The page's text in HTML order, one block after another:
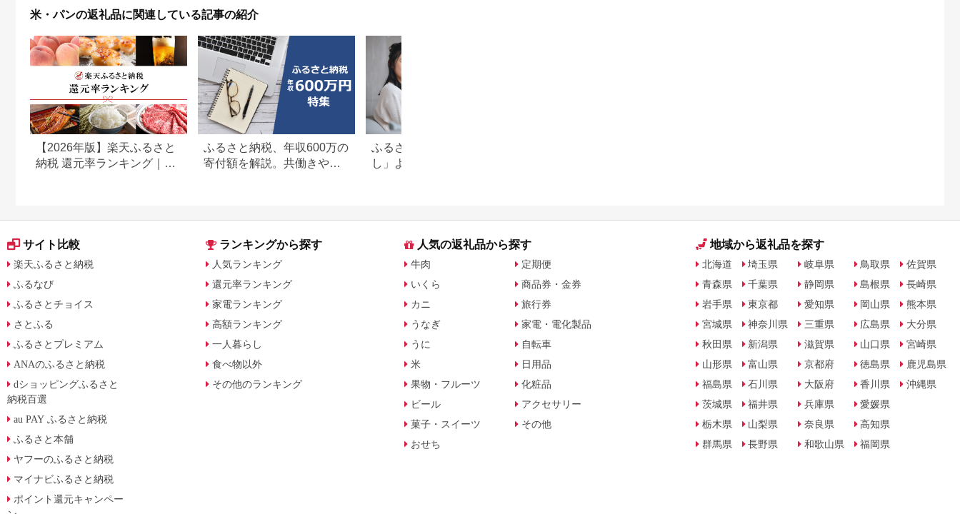
香り 高品質 低温管理
5kg 兵庫県 養父市 美
すめ 定期便 岩手県 盛
岡 佐々木米穀店
米・パンの返礼品に関連している記事の紹介
【2026年版】楽天ふるさと
納税 還元率ランキング｜高
ふるさと納税、年収600万の
寄付額を解説。共働きや子
ふるさと納税「一人暮ら
し」よかったもの特集。お
サイト比較
楽天ふるさと納税
ふるなび
ふるさとチョイス
さとふる
ふるさとプレミアム
ANAのふるさと納税
dショッピングふるさと
納税百選
au PAY ふるさと納税
ふるさと本舗
ヤフーのふるさと納税
マイナビふるさと納税
ポイント還元キャンペー
ランキングから探す
人気ランキング
還元率ランキング
家電ランキング
高額ランキング
一人暮らし
食べ物以外
その他のランキング
人気の返礼品から探す
牛肉
いくら
カニ
うなぎ
うに
米
果物・フルーツ
ビール
菓子・スイーツ
おせち
定期便
商品券・金券
旅行券
家電・電化製品
自転車
日用品
化粧品
アクセサリー
その他
地域から返礼品を探す
北海道
青森県
岩手県
宮城県
秋田県
山形県
福島県
茨城県
栃木県
群馬県
埼玉県
千葉県
東京都
神奈川県
新潟県
富山県
石川県
福井県
山梨県
長野県
岐阜県
静岡県
愛知県
三重県
滋賀県
京都府
大阪府
兵庫県
奈良県
和歌山県
鳥取県
島根県
岡山県
広島県
山口県
徳島県
香川県
愛媛県
高知県
福岡県
佐賀県
長崎県
熊本県
大分県
宮崎県
鹿児島県
沖縄県